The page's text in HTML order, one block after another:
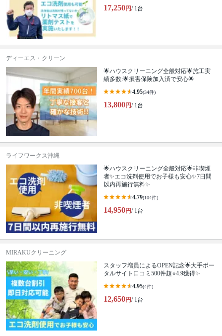
17,250円/ 1台
ディーエス・クリーン
🌟ハウスクリーニング全般対応🌟施工実
績多数:🌟損害保険加入済で安心🌟
4.95(34件)
13,800円/ 1台
ライフワークス沖縄
🌟ハウスクリーニング全般対応🌟非喫煙
者✨エコ洗剤使用でお子様も安心✨7日間
以内再施行無料✨
4.79(104件)
14,950円/ 1台
MIRAKUクリーニング
スタッフ増員によるOPEN記念🌟大手ポー
タルサイト口コミ500件超⭐️4.9獲得✨
4.95(4件)
12,650円/ 1台